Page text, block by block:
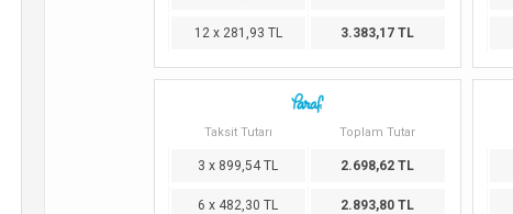
12 x 281,93 TL 3.383,17 TL
Taksit Tutarı Toplam Tutar
3 x 899,54 TL 2.698,62 TL
6 x 482,30 TL 2.893,80 TL